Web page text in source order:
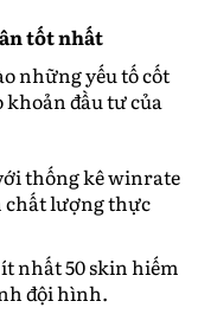
tốt nhất
những yếu tố cốt
khoản đầu tư của
thống kê winrate
chất lượng thực
nhất 50 skin hiếm
đội hình.